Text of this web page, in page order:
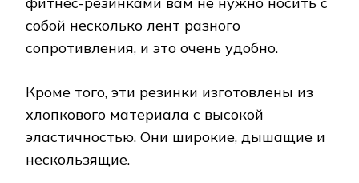
собой несколько лент разного
сопротивления, и это очень удобно.
Кроме того, эти резинки изготовлены из
хлопкового материала с высокой
эластичностью. Они широкие, дышащие и
нескользящие.